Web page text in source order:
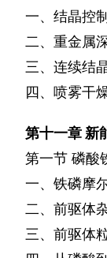
一、结晶控
二、重金属
三、连续结
四、喷雾干
第十一章 新
第一节 磷酸
一、铁磷摩
二、前驱体
三、前驱体